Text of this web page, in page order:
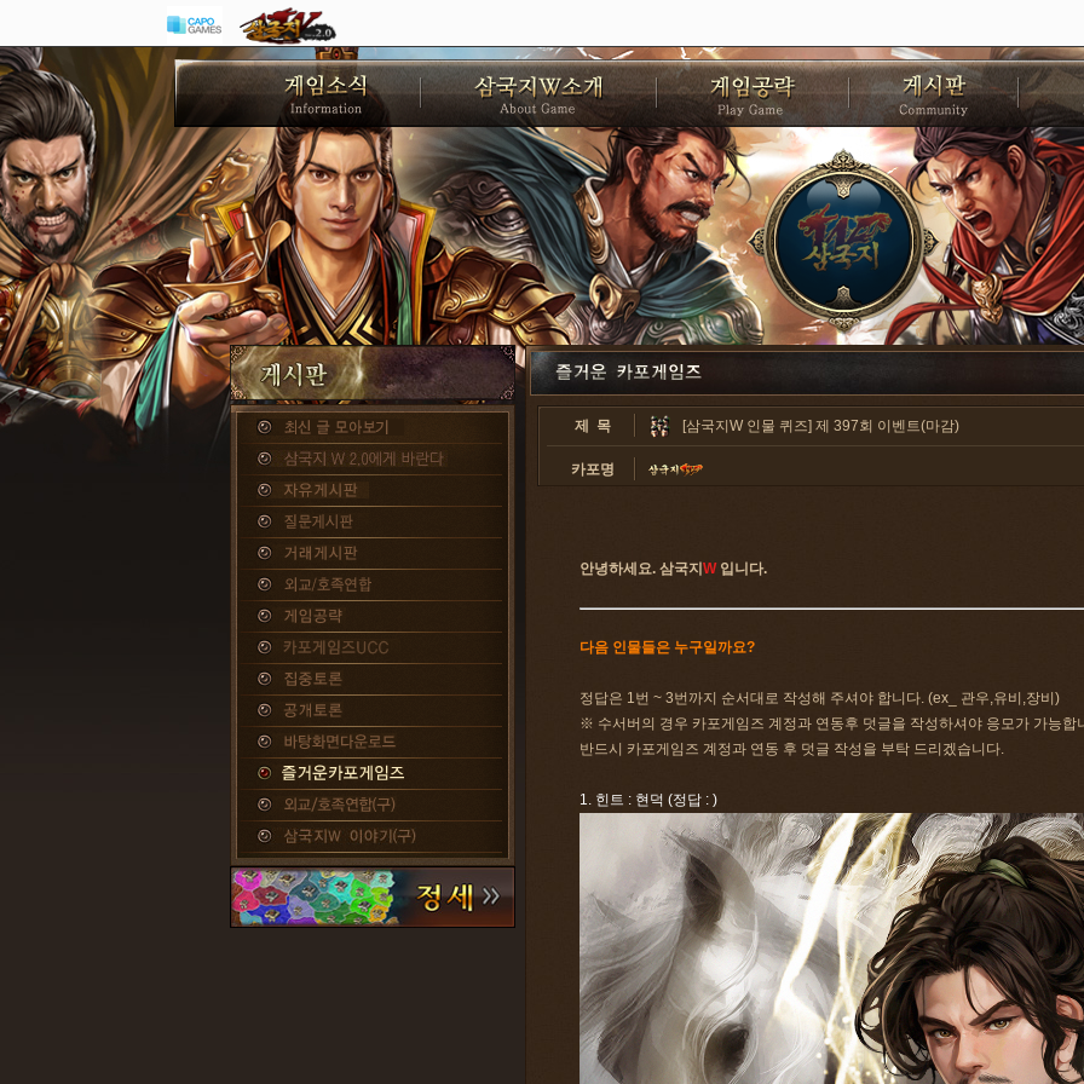
제 목 [삼국지W 인물 퀴즈] 제 397회 이벤트(마감)
카포명
안녕하세요. 삼국지 W입니다.
다음 인물들은 누구일까요?
정답은 1번 ~ 3번까지 순서대로 작성해 주셔야 합니다. (ex_ 관우,유비,장비)
※ 수서버의 경우 카포게임즈 계정과 연동후 덧글을 작성하셔야 응모가 가능합
반드시 카포게임즈 계정과 연동 후 덧글 작성을 부탁 드리겠습니다.
1. 힌트 : 현덕 (정답 : )